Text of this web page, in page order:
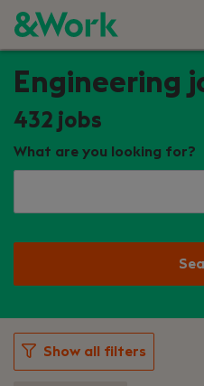
Engineering
432 jobs
What are you looking for?
Show all filters